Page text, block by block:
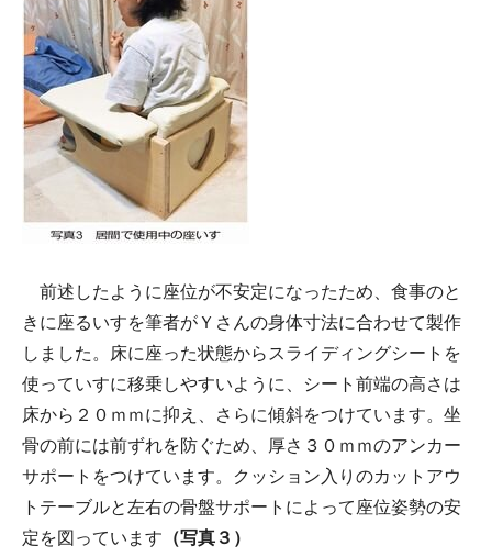
前述したように座位が不安定になったため、食事のと
きに座るいすを筆者がＹさんの身体寸法に合わせて製作
しました。床に座った状態からスライディングシートを
使っていすに移乗しやすいように、シート前端の高さは
床から２０ｍｍに抑え、さらに傾斜をつけています。坐
骨の前には前ずれを防ぐため、厚さ３０ｍｍのアンカー
サポートをつけています。クッション入りのカットアウ
トテーブルと左右の骨盤サポートによって座位姿勢の安
定を図っています （写真３）